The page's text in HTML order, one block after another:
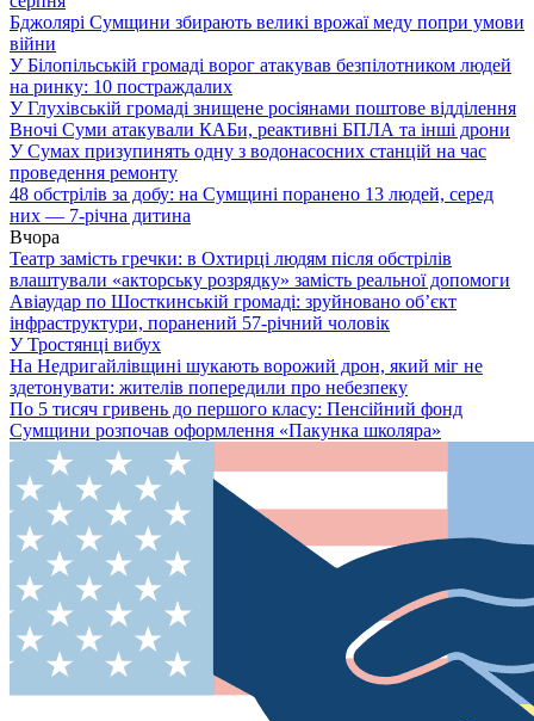
Бджолярі Сумщини збирають великі врожаї меду попри умови
війни
У Білопільській громаді ворог атакував безпілотником людей
на ринку: 10 постраждалих
У Глухівській громаді знищене росіянами поштове відділення
Вночі Суми атакували КАБи, реактивні БПЛА та інші дрони
У Сумах призупинять одну з водонасосних станцій на час
проведення ремонту
48 обстрілів за добу: на Сумщині поранено 13 людей, серед
них — 7-річна дитина
Вчора
Театр замість гречки: в Охтирці людям після обстрілів
влаштували «акторську розрядку» замість реальної допомоги
Авіаудар по Шосткинській громаді: зруйновано об’єкт
інфраструктури, поранений 57-річний чоловік
У Тростянці вибух
На Недригайлівщині шукають ворожий дрон, який міг не
здетонувати: жителів попередили про небезпеку
По 5 тисяч гривень до першого класу: Пенсійний фонд
Сумщини розпочав оформлення «Пакунка школяра»